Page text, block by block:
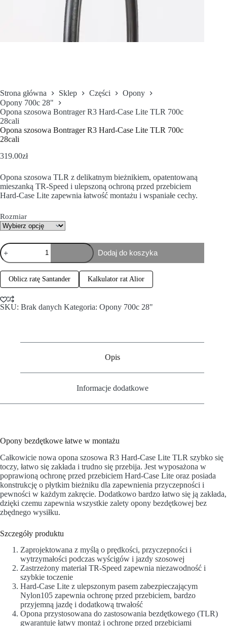
Strona główna Sklep Części
Opony
Opony 700c 28"
Opona szosowa Bontrager R3 Hard-Case Lite TLR 700c
28cali
Opona szosowa Bontrager R3 Hard-Case Lite TLR 700c
28cali
319.00zł
Opona szosowa TLR z delikatnym bieżnikiem, opatentowaną
mieszanką TR-Speed i ulepszoną ochroną przed przebiciem
Hard-Case Lite zapewnia łatwość montażu i wspaniałe cechy.
Rozmiar
Dodaj do koszyka
Oblicz ratę Santander Kalkulator rat Alior
SKU: Brak danych Kategoria: Opony 700c 28"
Opis
Informacje dodatkowe
Opony bezdętkowe łatwe w montażu
Całkowicie nowa opona szosowa R3 Hard-Case Lite TLR szybko się
toczy, łatwo się zakłada i trudno się przebija. Jest wyposażona w
poprawioną ochronę przed przebiciem Hard-Case Lite oraz posiada
konstrukcję o płytkim bieżniku dla zapewnienia przyczepności i
pewności w każdym zakręcie. Dodatkowo bardzo łatwo się ją zakłada,
dzięki czemu zapewnia wszystkie zalety opony bezdętkowej bez
zbędnego wysiłku.
Szczegóły produktu
Zaprojektowana z myślą o prędkości, przyczepności i
wytrzymałości podczas wyścigów i jazdy szosowej
Zastrzeżony materiał TR-Speed zapewnia niezawodność i
szybkie toczenie
Hard-Case Lite z ulepszonym pasem zabezpieczającym
Nylon105 zapewnia ochronę przed przebiciem, bardzo
przyjemną jazdę i dodatkową trwałość
Opona przystosowana do zastosowania bezdętkowego (TLR)
gwarantuje łatwy montaż i ochronę przed przebiciami